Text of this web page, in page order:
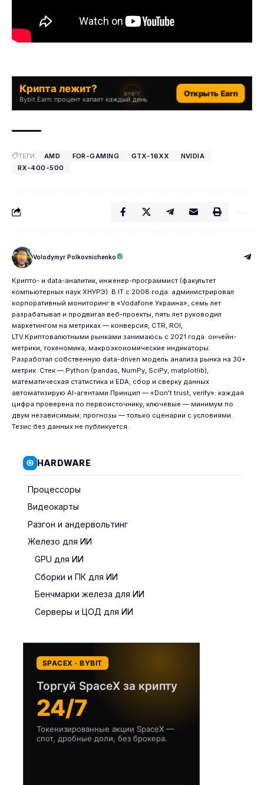
Крипта лежит?
Bybit Earn: процент капает каждый день
Открыть Earn
ТЕГИ: AMD FOR-GAMING GTX-16XX
NVIDIA
RX-400-500
Volodymyr Polkovnichenko
Крипто- и data-аналитик, инженер-программист (факультет
компьютерных наук ХНУРЭ). В IT с 2008 года: администрировал
корпоративный мониторинг в «Vodafone Украина», семь лет
разрабатывал и продвигал веб-проекты, пять лет руководил
маркетингом на метриках — конверсия, CTR, ROI,
LTV.Криптовалютными рынками занимаюсь с 2021 года: ончейн-
метрики, токеномика, макроэкономические индикаторы.
Разработал собственную data-driven модель анализа рынка на 30+
метрик. Стек — Python (pandas, NumPy, SciPy, matplotlib),
математическая статистика и EDA; сбор и сверку данных
автоматизирую AI-агентами.Принцип — «Don't trust, verify»: каждая
цифра проверена по первоисточнику, ключевые — минимум по
двум независимым; прогнозы — только сценарии с условиями.
Тезис без данных не публикуется.
HARDWARE
Процессоры
Видеокарты
Разгон и андервольтинг
Железо для ИИ
GPU для ИИ
Сборки и ПК для ИИ
Бенчмарки железа для ИИ
Серверы и ЦОД для ИИ
SPACEX · BYBIT
Торгуй SpaceX за крипту
24/7
Токенизированные акции SpaceX —
спот, дробные доли, без брокера.